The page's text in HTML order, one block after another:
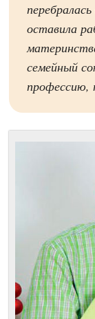
оставила
семейный
профессию,